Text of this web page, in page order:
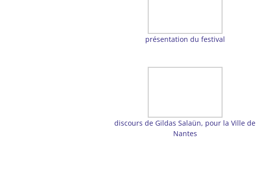
présentation du festival
discours de Gildas Salaün, pour la Ville de
Nantes